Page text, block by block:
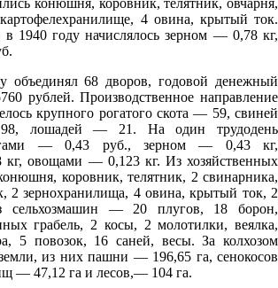
4 овина, крытый ток.
1940 году начислялось зерном — 0,78 кг,
объединял 68 дворов, годовой денежный
рублей. Производственное направление
крупного рогатого скота — 59, свиней
лошадей — 21. На один трудодень
— 0,43 руб., зерном — 0,43 кг,
овощами — 0,123 кг. Из хозяйственных
коровник, телятник, 2 свинарника,
2 зернохранилища, 4 овина, крытый ток, 2
сельхозмашин — 20 плугов, 18 борон,
грабель, 2 косы, 2 молотилки, веялка,
5 повозок, 16 саней, весы. За колхозом
из них пашни — 196,65 га, сенокосов
— 47,12 га и лесов,— 104 га.